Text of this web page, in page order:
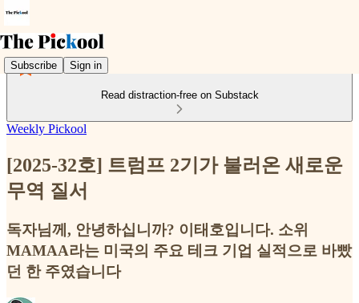
Subscribe Sign in
Read distraction-free on Substack
Weekly Pickool
[2025-32호] 트럼프 2기가 불러온 새로운
무역 질서
독자님께, 안녕하십니까? 이태호입니다. 소위
MAMAA라는 미국의 주요 테크 기업 실적으로 바빴
던 한 주였습니다